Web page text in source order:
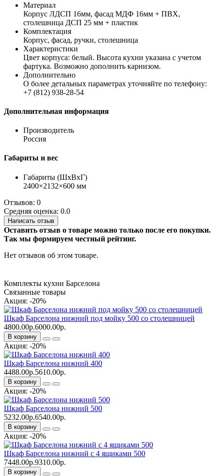
Материал
Корпус ЛДСП 16мм, фасад МДФ 16мм + ПВХ,
столешница ДСП 25 мм + пластик
Комплектация
Корпус, фасад, ручки, столешница
Характеристики
Цвет корпуса: белый. Высота кухни указана с учетом
фартука. Возможно дополнить карнизом.
Дополнительно
О более детальных параметрах уточняйте по телефону:
+7 (812) 938-28-54
Дополнительная информация
Производитель
Россия
Габариты и вес
Габариты (ШхВхГ)
2400×2132×600 мм
Отзывов: 0
Средняя оценка: 0.0
Написать отзыв
Оставить отзыв о товаре можно только после его покупки.
Так мы формируем честный рейтинг.
Нет отзывов об этом товаре.
Комплекты кухни Барселона
Связанные товары
Акция: -20%
Шкаф Барселона нижний под мойку 500 со столешницей
4800.00р.6000.00р.
В корзину
Акция: -20%
Шкаф Барселона нижний 400
4488.00р.5610.00р.
В корзину
Акция: -20%
Шкаф Барселона нижний 500
5232.00р.6540.00р.
В корзину
Акция: -20%
Шкаф Барселона нижний с 4 ящиками 500
7448.00р.9310.00р.
В корзину